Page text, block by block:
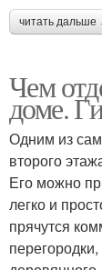
читать дальше
Чем
доме.
Одним из
второго
Его можно
легко и
прячутся